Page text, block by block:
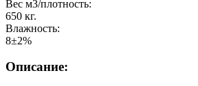
Вес м3/плотность:
650 кг.
Влажность:
8±2%
Описание: